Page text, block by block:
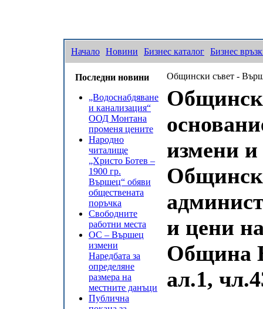
Начало Новини Бизнес каталог Бизнес
Последни новини
„Водоснабдяване
и канализация“
ООД Монтана
променя цените
Народно
читалище
„Христо Ботев –
1900 гр.
Вършец“ обяви
обществената
поръчка
Свободните
работни места
ОС – Вършец
измени
Наредбата за
определяне
размера на
местните данъци
Публична
Общински съвет -
измени
и цени
Община
ал.1,